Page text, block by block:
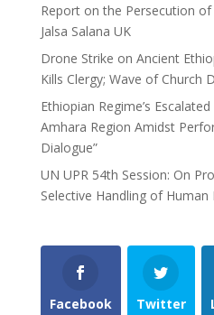
Report on the Persecution
Jalsa Salana UK
Drone Strike on Ancient
Kills Clergy; Wave of Church
Ethiopian Regime’s
Amhara Region Amidst
Dialogue”
UN UPR 54th Session: On
Selective Handling of Human
Facebook Twitter